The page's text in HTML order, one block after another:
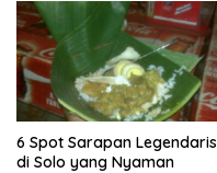
6 Spot Sarapan Legendaris
di Solo yang Nyaman